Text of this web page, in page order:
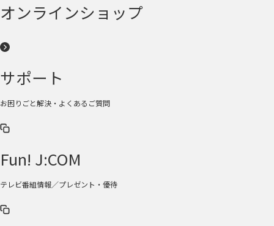
オンラインショップ
サポート
お困りごと解決・よくあるご質問
Fun! J:COM
テレビ番組情報／プレゼント・優待